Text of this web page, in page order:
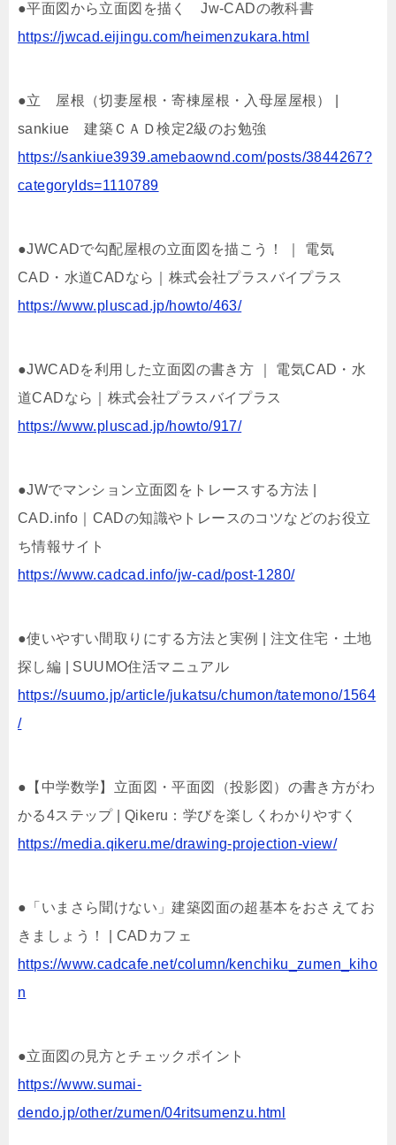
●平面図から立面図を描く Jw-CADの教科書
https://jwcad.eijingu.com/heimenzukara.html
●立 屋根（切妻屋根・寄棟屋根・入母屋屋根） |
sankiue 建築ＣＡＤ検定2級のお勉強
https://sankiue3939.amebaownd.com/posts/3844267?
categoryIds=1110789
●JWCADで勾配屋根の立面図を描こう！ ｜ 電気
CAD・水道CADなら｜株式会社プラスバイプラス
https://www.pluscad.jp/howto/463/
●JWCADを利用した立面図の書き方 ｜ 電気CAD・水
道CADなら｜株式会社プラスバイプラス
https://www.pluscad.jp/howto/917/
●JWでマンション立面図をトレースする方法 |
CAD.info｜CADの知識やトレースのコツなどのお役立
ち情報サイト
https://www.cadcad.info/jw-cad/post-1280/
●使いやすい間取りにする方法と実例 | 注文住宅・土地
探し編 | SUUMO住活マニュアル
https://suumo.jp/article/jukatsu/chumon/tatemono/1564
/
●【中学数学】立面図・平面図（投影図）の書き方がわ
かる4ステップ | Qikeru：学びを楽しくわかりやすく
https://media.qikeru.me/drawing-projection-view/
●「いまさら聞けない」建築図面の超基本をおさえてお
きましょう！ | CADカフェ
https://www.cadcafe.net/column/kenchiku_zumen_kiho
n
●立面図の見方とチェックポイント
https://www.sumai-
dendo.jp/other/zumen/04ritsumenzu.html